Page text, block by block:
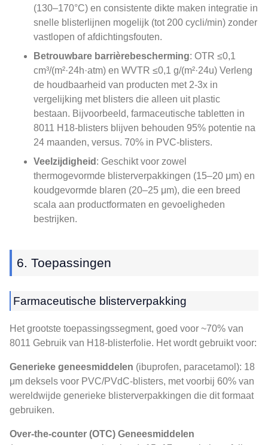
(130–170°C) en consistente dikte maken integratie in
snelle blisterlijnen mogelijk (tot 200 cycli/min) zonder
vastlopen of afdichtingsfouten.
Betrouwbare barrièrebescherming: OTR ≤0,1
cm³/(m²·24h·atm) en WVTR ≤0,1 g/(m²·24u) Verleng
de houdbaarheid van producten met 2-3x in
vergelijking met blisters die alleen uit plastic
bestaan. Bijvoorbeeld, farmaceutische tabletten in
8011 H18-blisters blijven behouden 95% potentie na
24 maanden, versus. 70% in PVC-blisters.
Veelzijdigheid : Geschikt voor zowel
thermogevormde blisterverpakkingen (15–20 μm) en
koudgevormde blaren (20–25 μm), die een breed
scala aan productformaten en gevoeligheden
bestrijken.
6. Toepassingen
Farmaceutische blisterverpakking
Het grootste toepassingssegment, goed voor ~70% van
8011 Gebruik van H18-blisterfolie. Het wordt gebruikt voor:
Generieke geneesmiddelen (ibuprofen, paracetamol): 18
μm deksels voor PVC/PVdC-blisters, met voorbij 60% van
wereldwijde generieke blisterverpakkingen die dit formaat
gebruiken.
Over-the-counter (OTC) Geneesmiddelen